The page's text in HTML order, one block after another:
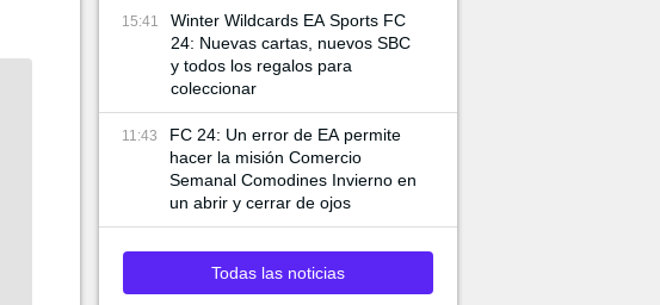
15:41
Winter Wildcards EA Sports FC
24: Nuevas cartas, nuevos SBC
y todos los regalos para
coleccionar
11:43
FC 24: Un error de EA permite
hacer la misión Comercio
Semanal Comodines Invierno en
un abrir y cerrar de ojos
Todas las noticias